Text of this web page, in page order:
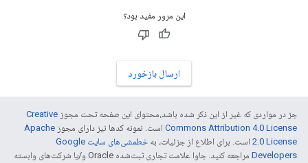
این مرور مفید بود؟
ارسال بازخورد
جز در مواردی که غیر از این ذکر شده باشد،‌محتوای این صفحه تحت مجوز Creative
Commons Attribution 4.0 License است. نمونه کدها نیز دارای مجوز Apache
2.0 License است. برای اطلاع از جزئیات، به
خطمشی‌های سایت Google
Developers‏
مراجعه کنید. جاوا علامت تجاری ثبت‌شده Oracle و/یا شرکت‌های وابسته